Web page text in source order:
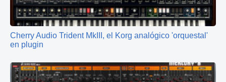
Cherry Audio Trident MkIII, el Korg analógico 'orquestal'
en plugin